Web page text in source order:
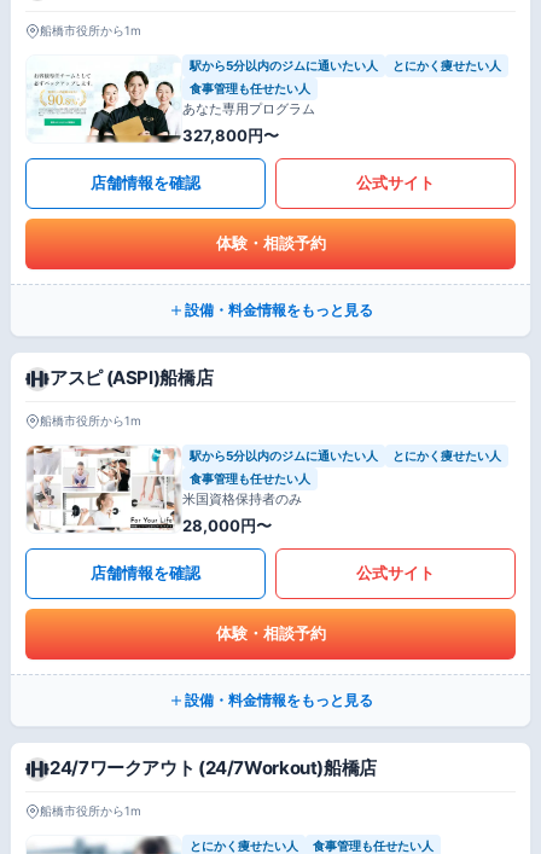
船橋市役所から1m
駅から5分以内のジムに通いたい人
とにかく痩せたい人
食事管理も任せたい人
あなた専用プログラム
327,800円〜
店舗情報を確認 公式サイト
体験・相談予約
設備・料金情報をもっと見る
アスピ (ASPI)船橋店
船橋市役所から1m
駅から5分以内のジムに通いたい人
とにかく痩せたい人
食事管理も任せたい人
米国資格保持者のみ
28,000円〜
店舗情報を確認 公式サイト
体験・相談予約
設備・料金情報をもっと見る
24/7ワークアウト (24/7Workout)船橋店
船橋市役所から1m
とにかく痩せたい人 食事管理も任せたい人